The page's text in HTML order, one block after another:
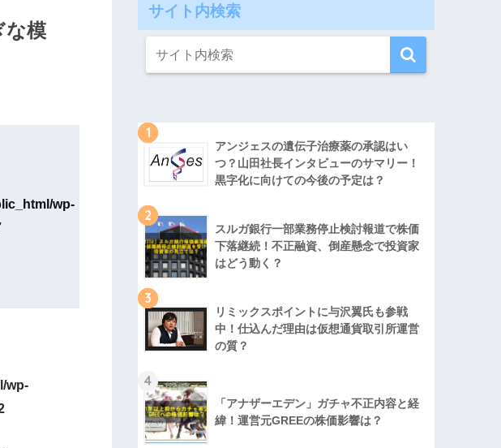
な模
wp-
wp-
サイト内検索
1
アンジェスの遺伝子治療薬の承認はい
つ？山田社長インタビューのサマリー！
黒字化に向けての今後の予定は？
2
スルガ銀行一部業務停止検討報道で株価
下落継続！不正融資、倒産懸念で投資家
はどう動く？
3
リミックスポイントに与沢翼氏も参戦
中！仕込んだ理由は仮想通貨取引所運営
の質？
4
「アナザーエデン」ガチャ不正内容と経
緯！運営元GREEの株価影響は？